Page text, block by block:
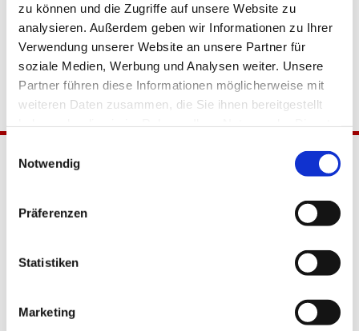
zu können und die Zugriffe auf unsere Website zu
analysieren. Außerdem geben wir Informationen zu Ihrer
Verwendung unserer Website an unsere Partner für
soziale Medien, Werbung und Analysen weiter. Unsere
Partner führen diese Informationen möglicherweise mit
weiteren Daten zusammen, die Sie ihnen bereitgestellt
Notwendig
Präferenzen
Statistiken
Marketing
Tempelhof-Buckow